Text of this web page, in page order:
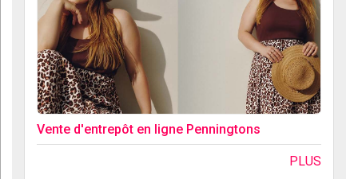
Vente d'entrepôt en ligne Penningtons
PLUS